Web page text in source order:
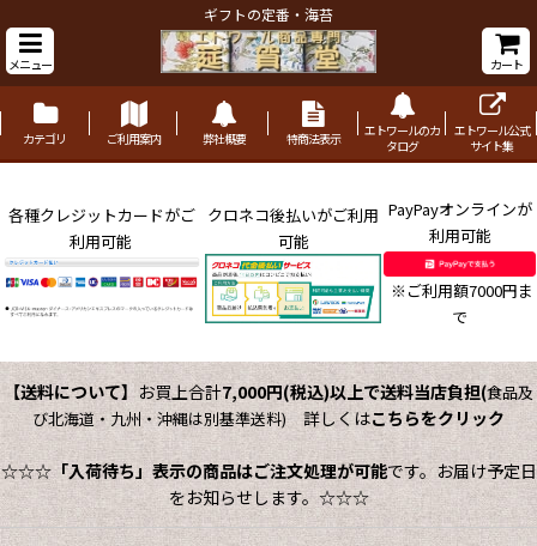
ギフトの定番・海苔
メニュー カート
カテゴリ ご利用案内 弊社概要 特商法表示
エトワールのカ
タログ
エトワール公式
サイト集
各種クレジットカードがご
利用可能
クロネコ後払いがご利用
可能
PayPayオンラインが
利用可能
※ご利用額7000円ま
で
【送料について】 お買上合計7,000円(税込)以上で送料当店負担(食品及
び北海道・九州・沖縄は別基準送料)詳しくはこちらをクリック
☆☆☆「入荷待ち」表示の商品はご注文処理が可能です。お届け予定日
をお知らせします。☆☆☆